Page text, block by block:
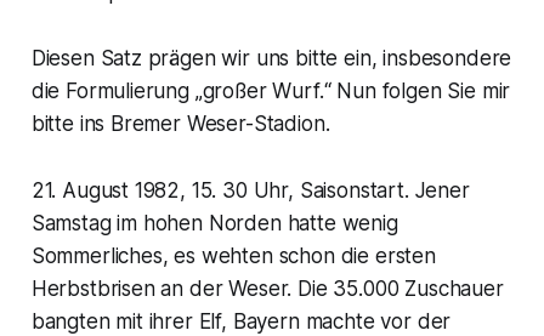
Diesen Satz prägen wir uns bitte ein, insbesondere
die Formulierung „großer Wurf.“ Nun folgen Sie mir
bitte ins Bremer Weser-Stadion.
21. August 1982, 15. 30 Uhr, Saisonstart. Jener
Samstag im hohen Norden hatte wenig
Sommerliches, es wehten schon die ersten
Herbstbrisen an der Weser. Die 35.000 Zuschauer
bangten mit ihrer Elf, Bayern machte vor der